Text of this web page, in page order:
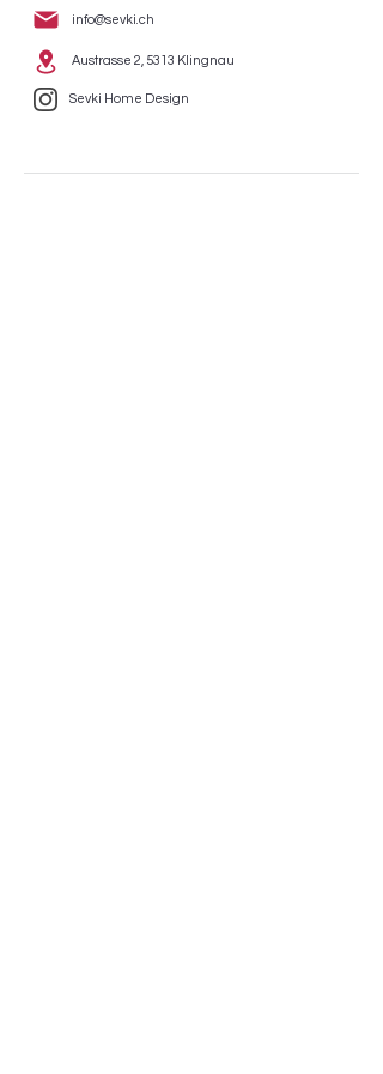
info@sevki.ch
Austrasse 2, 5313 Klingnau
Sevki Home Design